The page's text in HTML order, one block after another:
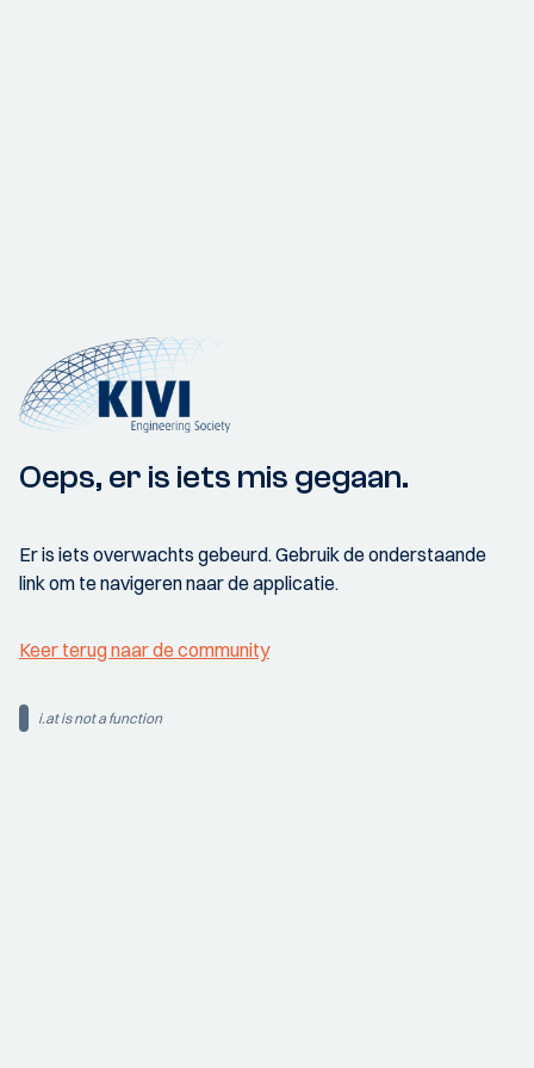
Oeps, er is iets mis gegaan.
Er is iets overwachts gebeurd. Gebruik de onderstaande
link om te navigeren naar de applicatie.
Keer terug naar de community
i.at is not a function